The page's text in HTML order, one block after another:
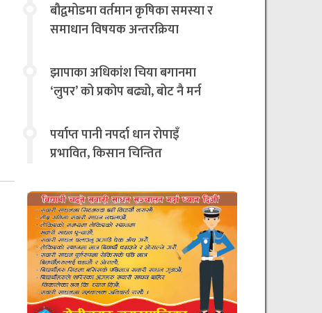
बौद्वमोडमा वर्तमान कृषिका समस्या र
समाधान विषयक अन्तरक्रिया
झापाका अधिकांश चिया बगानमा
‘लुपर’ को प्रकोप बढ्यो, बोट नै मर्न
चिन्तित
पर्याप्त पानी नपर्दा धान रोपाइँ
प्रभावित, किसान चिन्तित